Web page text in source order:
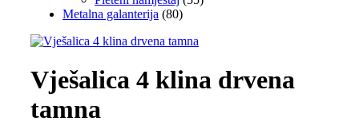
Metalna galanterija (80)
Vješalica 4 klina drvena
tamna